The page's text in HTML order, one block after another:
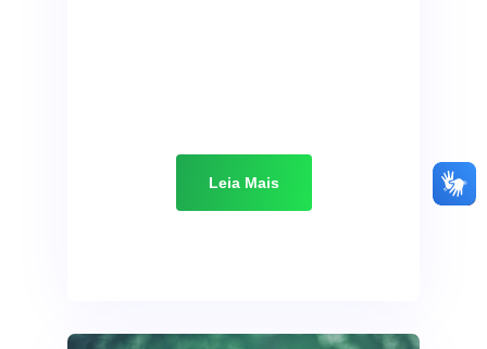
Leia Mais